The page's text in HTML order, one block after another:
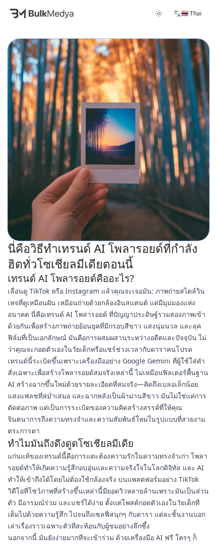
🇹🇭 Thai
นี่คือวิธีทำเทรนด์ AI โพลารอยด์ที่กำลัง
ฮิตทั่วโซเชียลมีเดียตอนนี้
เทรนด์ AI โพลารอยด์คืออะไร?
เลื่อนดู TikTok หรือ Instagram แล้วคุณจะเจอมัน: ภาพถ่ายสไตล์วิน
เทจที่ดูเหมือนฝัน เหมือนถ่ายด้วยกล้องอินสแตนต์ แต่มีมุมมองแห่ง
อนาคต นี่คือเทรนด์ AI โพลารอยด์ ที่ปัญญาประดิษฐ์รวมสองภาพเข้า
ด้วยกันเพื่อสร้างภาพถ่ายย้อนยุคที่มีกรอบสีขาว แสงนุ่มนวล และลุค
ฟิล์มที่เป็นเอกลักษณ์ มันคือการผสมผสานระหว่างอดีตและปัจจุบัน ไม่
ว่าคุณจะกอดตัวเองในวัยเด็กหรือแชร์ช่วงเวลากับดาราคนโปรด
เทรนด์นี้ระเบิดขึ้นเพราะเครื่องมืออย่าง Google Gemini ที่ผู้ใช้ใส่คำ
สั่งเฉพาะเพื่อสร้างโพลารอยด์สมจริงเหล่านี้ ไม่เหมือนฟิลเตอร์พื้นฐาน
AI สร้างฉากขึ้นใหม่ด้วยรายละเอียดที่สมจริง—คิดถึงเบลอเล็กน้อย
แสงแฟลชที่สม่ำเสมอ และฉากหลังเป็นผ้าม่านสีขาว มันไม่ใช่แค่การ
ตัดต่อภาพ แต่เป็นการระเบิดของความคิดสร้างสรรค์ที่ให้คุณ
จินตนาการถึงความทรงจำและความสัมพันธ์ใหม่ในรูปแบบที่สวยงาม
ตระการตา
ทำไมมันถึงดึงดูดโซเชียลมีเดีย
แก่นแท้ของเทรนด์นี้คือการแตะต้องความรักในความทรงจำเก่า โพลา
รอยด์ทำให้เกิดความรู้สึกอบอุ่นและความจริงใจในโลกดิจิทัล และ AI
ทำให้เข้าถึงได้โดยไม่ต้องใช้กล้องจริง บนแพลตฟอร์มอย่าง TikTok
วิดีโอที่โชว์ภาพที่สร้างขึ้นเหล่านี้มียอดวิวหลายล้านเพราะมันเป็นส่วน
ตัว มีอารมณ์ร่วม และแชร์ได้ง่าย ตั้งแต่โพสต์กอดตัวเองในวัยเด็กที่
เต็มไปด้วยความรู้สึก ไปจนถึงเซลฟี่สนุกๆ กับดารา แต่ละชิ้นงานบอก
เล่าเรื่องราวเฉพาะตัวที่สะท้อนกับผู้ชมอย่างลึกซึ้ง
นอกจากนี้ มันยังง่ายมากที่จะเข้าร่วม ด้วยเครื่องมือ AI ฟรี ใครๆ ก็